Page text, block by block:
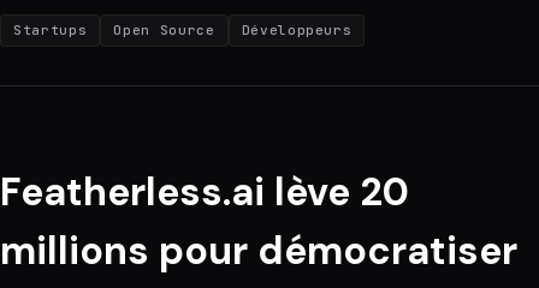
Startups Open Source Développeurs
Featherless.ai lève 20
millions pour démocratiser